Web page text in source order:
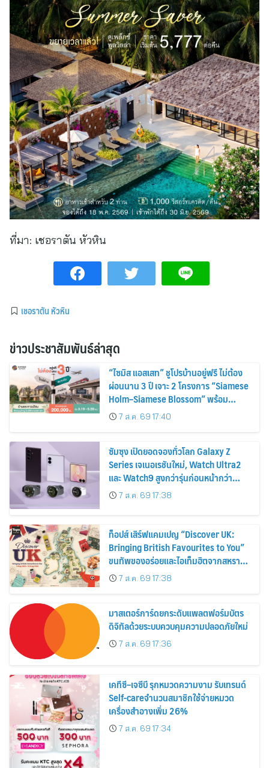
ที่มา: เชอราตัน หัวหิน
เชอราตัน หัวหิน
ข่าวประชาสัมพันธ์ล่าสุด
“ไซมิส แอสเสท” ชูโปรบ้านอยู่ฟรี ไม่ต้อง
ผ่อนนาน 3 ปี เจาะ 2 โครงการ “Siamese
Holm–Siamese Blossom” พร้อม
ส่วนลดและสิทธิพิเศษถึง 31 สิงหาคม
2569
7 ส.ค. 69 17:40
ซัมซุง เปิดยอดจองทั่วโลก Galaxy Z
Series เจเนอเรชันใหม่, Watch Ultra2
และ Watch9 สูงกว่ารุ่นก่อนหน้ากว่า
30%7 ส.ค. 69 17:38
ท็อปส์ เสิร์ฟแคมเปญ “Discover UK:
Bringing British Favourites to You”
ขนทัพของอร่อยและไอเท็มฮิตจากสหราช
อาณาจักร ส่งตรงถึงมือตั้งแต่วันนี้ – 18
สิงหาคมนี้
7 ส.ค. 69 17:38
มาสเตอร์การ์ดยกระดับแพลตฟอร์มบัตร
ดิจิทัลด้วยระบบควบคุมความปลอดภัยใหม่
7 ส.ค. 69 17:36
เคทีซี–เจซีบี รุกหมวดความงาม รับเทรนด์
Self-careจำนวนสมาชิกใช้จ่ายหมวด
เครื่องสำอางเพิ่ม 26%
7 ส.ค. 69 17:34